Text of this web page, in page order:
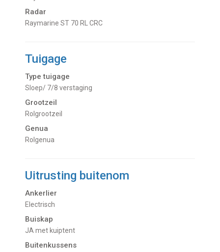
Radar
Raymarine ST 70 RL CRC
Tuigage
Type tuigage
Sloep/ 7/8 verstaging
Grootzeil
Rolgrootzeil
Genua
Rolgenua
Uitrusting buitenom
Ankerlier
Electrisch
Buiskap
JA met kuiptent
Buitenkussens